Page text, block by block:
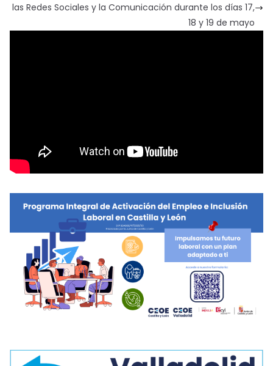
las Redes Sociales y la Comunicación durante los días 17,
18 y 19 de mayo